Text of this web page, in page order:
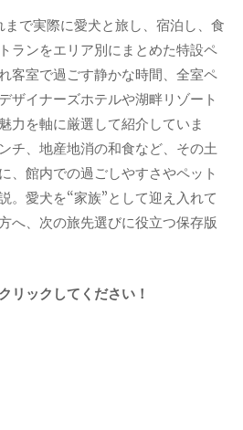
で実際に愛犬と旅し、宿泊し、食
ランをエリア別にまとめた特設ペ
客室で過ごす静かな時間、全室ペ
ザイナーズホテルや湖畔リゾート
力を軸に厳選して紹介していま
チ、地産地消の和食など、その土
、館内での過ごしやすさやペット
。愛犬を“家族”として迎え入れて
へ、次の旅先選びに役立つ保存版
リックしてください！